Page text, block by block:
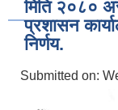
मिति २०८०
प्रशासन
निर्णय.
Submitted on: